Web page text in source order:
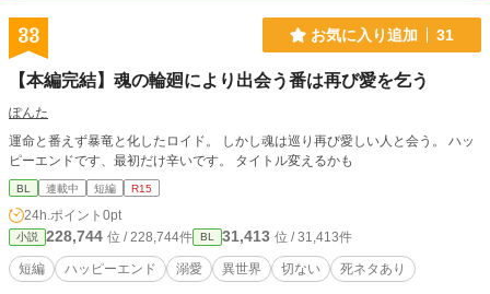
33 お気に入り追加 31
【本編完結】魂の輪廻により出会う番は再び愛を乞う
ぽんた
運命と番えず暴竜と化したロイド。 しかし魂は巡り再び愛しい人と会う。 ハッ
ピーエンドです、最初だけ辛いです。 タイトル変えるかも
BL 連載中 短編 R15
24h.ポイント 0pt
小説 228,744 位 / 228,744件 BL 31,413 位 / 31,413件
短編 ハッピーエンド 溺愛 異世界 切ない 死ネタあり